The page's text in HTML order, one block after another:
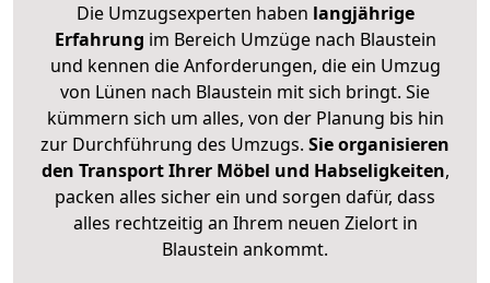
Die Umzugsexperten haben langjährige
Erfahrung im Bereich Umzüge nach Blaustein
und kennen die Anforderungen, die ein Umzug
von Lünen nach Blaustein mit sich bringt. Sie
kümmern sich um alles, von der Planung bis hin
zur Durchführung des Umzugs. Sie organisieren
den Transport Ihrer Möbel und Habseligkeiten,
packen alles sicher ein und sorgen dafür, dass
alles rechtzeitig an Ihrem neuen Zielort in
Blaustein ankommt.